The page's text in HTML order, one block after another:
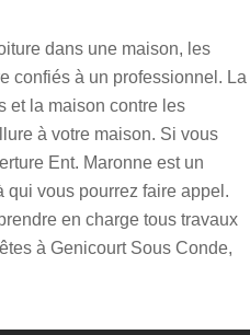
dans une maison, les
confiés à un professionnel. La
et la maison contre les
à votre maison. Si vous
Ent. Maronne est un
qui vous pourrez faire appel.
en charge tous travaux
à Genicourt Sous Conde,